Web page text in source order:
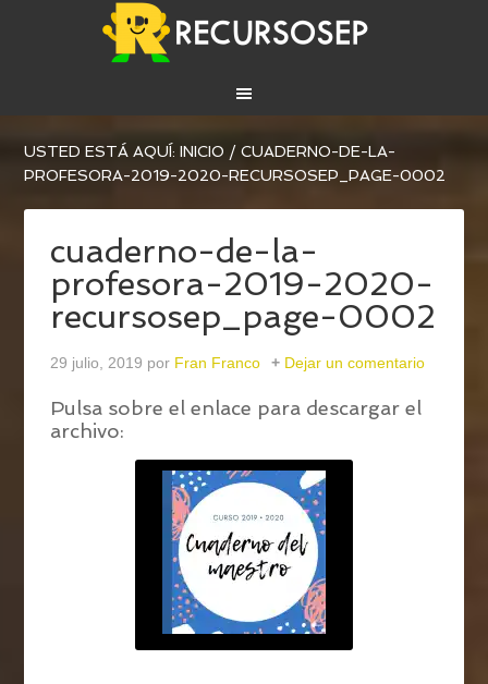
USTED ESTÁ AQUÍ:INICIO / CUADERNO-DE-LA-
PROFESORA-2019-2020-RECURSOSEP_PAGE-0002
cuaderno-de-la-
profesora-2019-2020-
recursosep_page-0002
29 julio, 2019 por Fran Franco Dejar un comentario
Pulsa sobre el enlace para descargar el
archivo: